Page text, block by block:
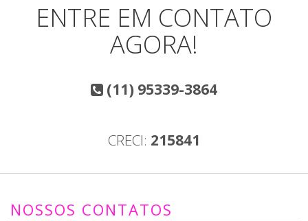
ENTRE EM CONTATO
AGORA!
(11) 95339-3864
CRECI: 215841
NOSSOS CONTATOS